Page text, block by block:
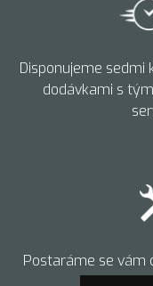
Disponujeme
dodávkami s
Postaráme se vám